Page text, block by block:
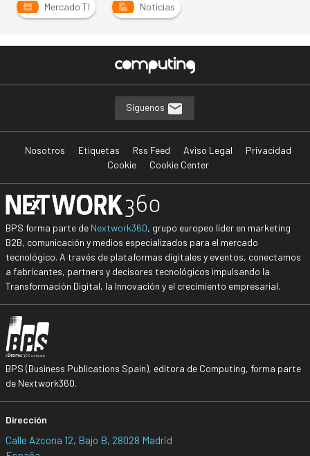
Mercado TI Noticias
Síguenos
Nosotros Etiquetas Rss Feed Aviso Legal
Privacidad
Cookie
Cookie Center
BPS forma parte de Nextwork360, grupo europeo líder en marketing
B2B, comunicación y medios especializados para el mercado
tecnológico. A través de plataformas digitales y eventos, conectamos
a fabricantes, partners y decisores tecnológicos impulsando la
Transformación Digital, la Innovación y el crecimiento empresarial.
BPS (Business Publications Spain), editora de Computing, forma parte
de Nextwork360.
Dirección
Calle Azcona 12, Bajo B, 28028 Madrid